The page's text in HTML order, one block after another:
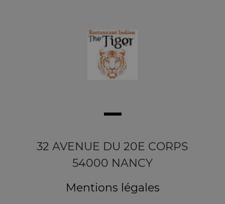
32 AVENUE DU 20E CORPS
54000 NANCY
Mentions légales